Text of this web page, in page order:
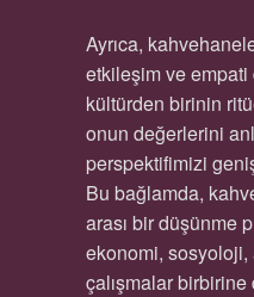
Ayrıca,
etkileşim ve
kültürden birinin
onun değerlerini
perspektifimizi
Bu bağlamda,
arası bir düşünme
ekonomi,
çalışmalar birbirine